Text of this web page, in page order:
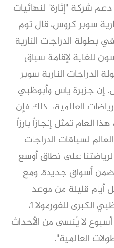
شركة "إثارة" لنهائيات
سوبر كروس، قال توم
بطولة الدراجات النارية
للغاية لإقامة سباق
الدراجات النارية سوبر
إن جزيرة ياس وأبوظبي
العالمية، لذلك فإن
العام تمثل إنجازاً بارزاً
لسباقات الدراجات
على نطاق أوسع
ضمن أسواق جديدة. ومع
أيام قليلة من موعد
استضافة سباق جائزة أبوظبي الكبرى للفورمولا 1،
لا يُنسى من الأحداث
العالمية".